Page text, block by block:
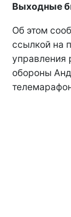
Выходные
Об этом
ссылкой на
управления
обороны